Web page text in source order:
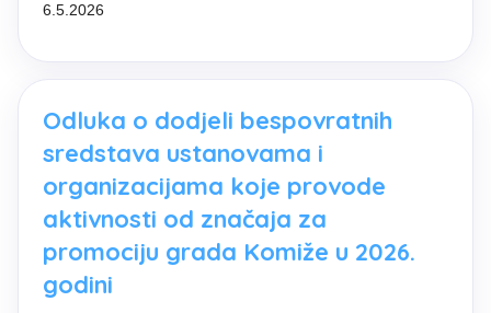
6.5.2026
Odluka o dodjeli bespovratnih
sredstava ustanovama i
organizacijama koje provode
aktivnosti od značaja za
promociju grada Komiže u 2026.
godini